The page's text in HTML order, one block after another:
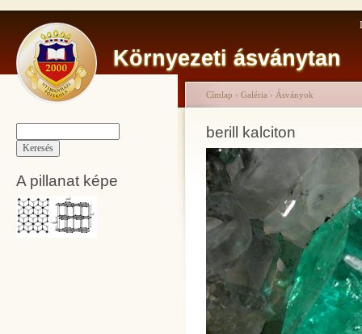
Környezeti ásványtan
A pillanat képe
Címlap › Galéria › Ásványok
berill kalciton